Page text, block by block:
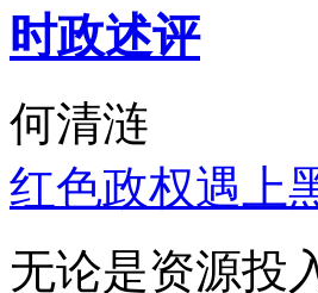
时政述评
何清涟
红色政权遇上
无论是资源投